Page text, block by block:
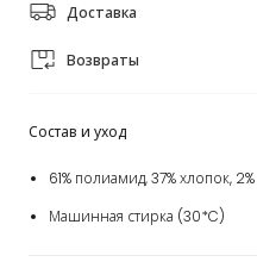
Доставка
Возвраты
Состав и уход
61% полиамид, 37% хлопок,
Машинная стирка (30*C)